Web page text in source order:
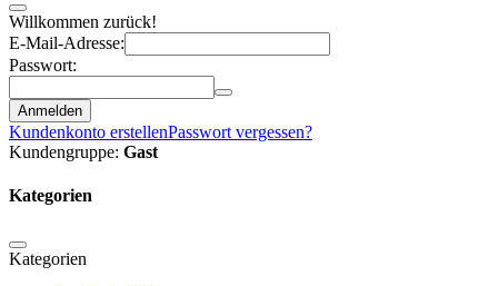
Willkommen zurück!
E-Mail-Adresse:
Passwort:
Anmelden
Kundenkonto erstellenPasswort vergessen?
Kundengruppe: Gast
Kategorien
Kategorien